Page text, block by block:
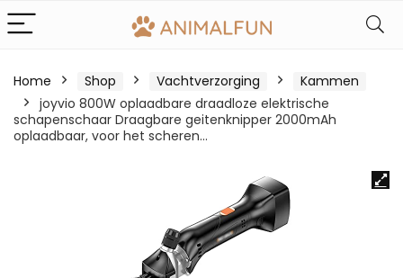
Home Shop Vachtverzorging
Kammen
joyvio 800W oplaadbare draadloze elektrische
schapenschaar Draagbare geitenknipper 2000mAh
oplaadbaar, voor het scheren…